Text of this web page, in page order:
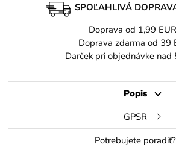
SPOĽAHLIVÁ
Doprava od 1,99 EUR
Doprava zdarma od 39
Darček pri objednávke nad
Popis
GPSR
Potrebujete poradiť?